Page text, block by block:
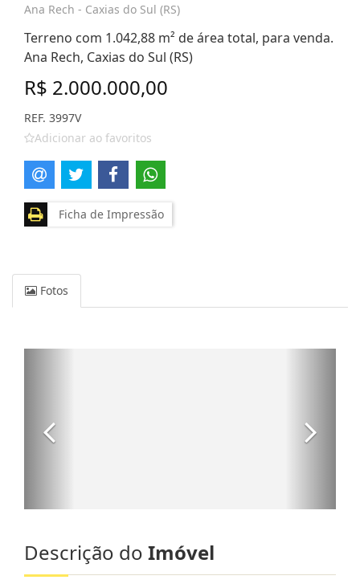
Ana Rech - Caxias do Sul (RS)
Terreno com 1.042,88 m² de área total, para venda.
Ana Rech, Caxias do Sul (RS)
R$ 2.000.000,00
REF. 3997V
Adicionar ao favoritos
Ficha de Impressão
Fotos
Descrição do Imóvel